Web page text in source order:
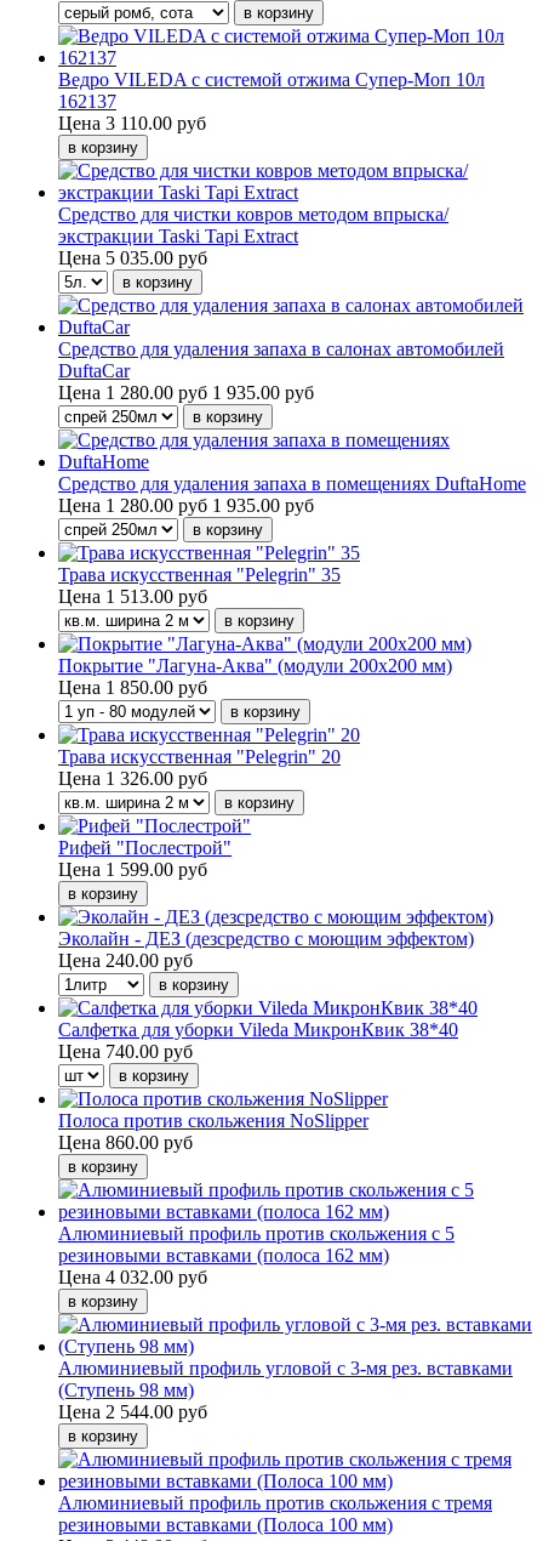
Ведро VILEDA с системой отжима Супер-Моп 10л
162137
Цена 3 110.00 руб
Средство для чистки ковров методом впрыска/
экстракции Taski Tapi Extract
Цена 5 035.00 руб
Средство для удаления запаха в салонах автомобилей
DuftaCar
Цена 1 280.00 руб 1 935.00 руб
Средство для удаления запаха в помещениях DuftaHome
Цена 1 280.00 руб 1 935.00 руб
Трава искусственная "Pelegrin" 35
Цена 1 513.00 руб
Покрытие "Лагуна-Аква" (модули 200х200 мм)
Цена 1 850.00 руб
Трава искусственная "Pelegrin" 20
Цена 1 326.00 руб
Рифей "Послестрой"
Цена 1 599.00 руб
Эколайн - ДЕЗ (дезсредство с моющим эффектом)
Цена 240.00 руб
Салфетка для уборки Vileda МикронКвик 38*40
Цена 740.00 руб
Полоса против скольжения NoSlipper
Цена 860.00 руб
Алюминиевый профиль против скольжения с 5
резиновыми вставками (полоса 162 мм)
Цена 4 032.00 руб
Алюминиевый профиль угловой с 3-мя рез. вставками
(Ступень 98 мм)
Цена 2 544.00 руб
Алюминиевый профиль против скольжения с тремя
резиновыми вставками (Полоса 100 мм)